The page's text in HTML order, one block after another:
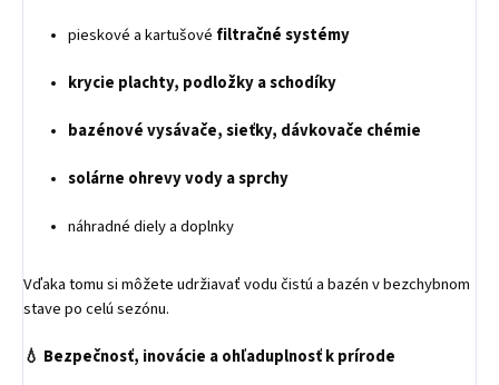
pieskové a kartušové filtračné systémy
krycie plachty, podložky a schodíky
bazénové vysávače, sieťky, dávkovače chémie
solárne ohrevy vody a sprchy
náhradné diely a doplnky
Vďaka tomu si môžete udržiavať vodu čistú a bazén v bezchybnom
stave po celú sezónu.
💧 Bezpečnosť, inovácie a ohľaduplnosť k prírode